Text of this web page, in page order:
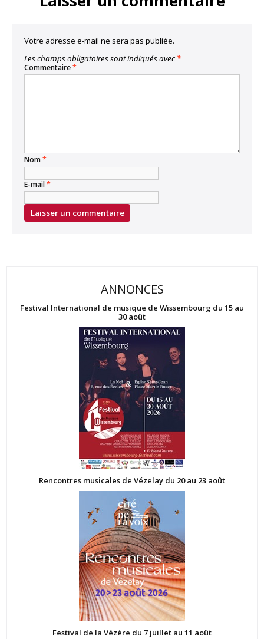
Votre adresse e-mail ne sera pas publiée.
Les champs obligatoires sont indiqués avec *
Commentaire*
Nom*
E-mail*
ANNONCES
Festival International de musique de Wissembourg du 15 au
30 août
Rencontres musicales de Vézelay du 20 au 23 août
Festival de la Vézère du 7 juillet au 11 août